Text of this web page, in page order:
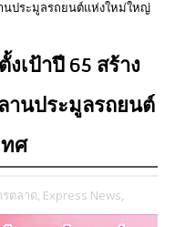
านประมูลรถยนต์แห่งใหม่ใหญ่
เป้าปี 65 สร้าง
านประมูลรถยนต์
ศ
ตลาด, Express News,